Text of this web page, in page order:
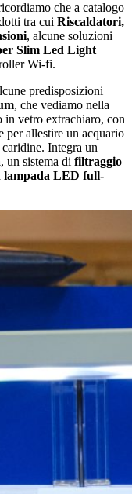
che a catalogo
tra cui Riscaldatori,
, alcune soluzioni
Slim Led Light
Wi-fi.
predisposizioni
, che vediamo nella
in vetro extrachiaro, con
per allestire un acquario
Integra un
, un sistema di filtraggio
lampada LED full-